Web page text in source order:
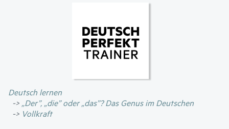
Inhalt
Deutsch lernen
„Der”, „die” oder „das”? Das Genus im Deutschen
Vollkraft